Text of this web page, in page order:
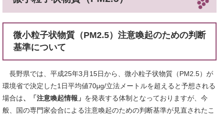
微小粒子状物質（PM2.5）注意喚起のための判断
基準について
長野県では、平成25年3月15日から、微小粒子状物質（PM2.5）が
環境省で決定した1日平均値70μg/立法メートルを超えると予想される
場合は、「注意喚起情報」 を発表する体制となっておりますが、今
般、国の専門家会合による注意喚起のための判断基準が見直されたこ